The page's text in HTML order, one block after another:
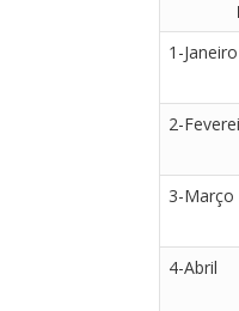
1-Janeiro
2-
3-Março
4-Abril